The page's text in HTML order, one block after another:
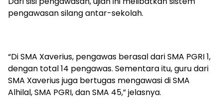
pengawasan silang antar-sekolah.
“Di SMA Xaverius, pengawas berasal dari SMA PGRI 1,
dengan total 14 pengawas. Sementara itu, guru dari
SMA Xaverius juga bertugas mengawasi di SMA
Alhilal, SMA PGRI, dan SMA 45,” jelasnya.